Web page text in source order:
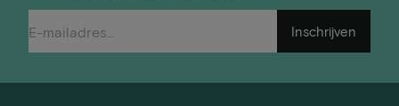
Inschrijven